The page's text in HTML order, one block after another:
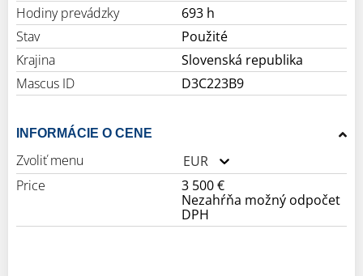
Hodiny prevádzky
693 h
Stav
Použité
Krajina
Slovenská republika
Mascus ID
D3C223B9
INFORMÁCIE O CENE
Zvoliť menu
EUR
Price
3 500 €
Nezahŕňa možný odpočet
DPH